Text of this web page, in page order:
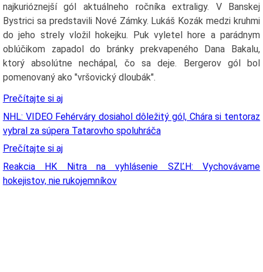
najkurióznejší gól aktuálneho ročníka extraligy. V Banskej
Bystrici sa predstavili Nové Zámky. Lukáš Kozák medzi kruhmi
do jeho strely vložil hokejku. Puk vyletel hore a parádnym
oblúčikom zapadol do bránky prekvapeného Dana Bakalu,
ktorý absolútne nechápal, čo sa deje. Bergerov gól bol
pomenovaný ako "vršovický dloubák".
Prečítajte si aj
NHL: VIDEO Fehérváry dosiahol dôležitý gól, Chára si tentoraz
vybral za súpera Tatarovho spoluhráča
Prečítajte si aj
Reakcia HK Nitra na vyhlásenie SZĽH: Vychovávame
hokejistov, nie rukojemníkov